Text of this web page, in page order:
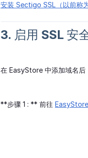
安装 Sectigo SSL（以前称
3. 启用 SSL 安
在 EasyStore 中添加域名后
**步骤 1 : ** 前往